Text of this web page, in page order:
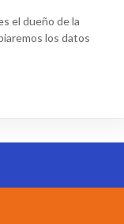
el dueño de la
los datos